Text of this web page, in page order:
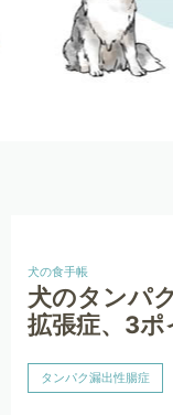
犬の食手帳
犬のタンパ
拡張症、3
タンパク漏出性腸症